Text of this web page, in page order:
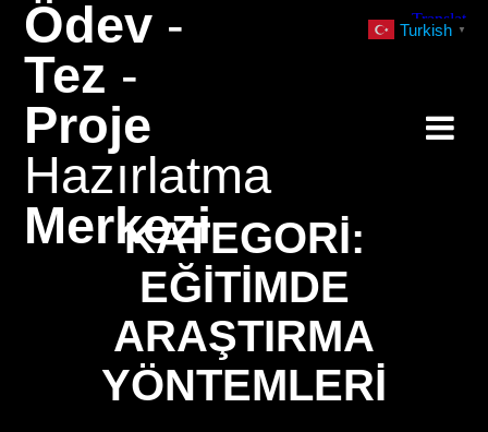
Ödev -
Tez -
Proje
Hazırlatma
MerkeziKATEGORI:
EĞITIMDE
ARAŞTIRMA
YÖNTEMLERI
Turkish ▼